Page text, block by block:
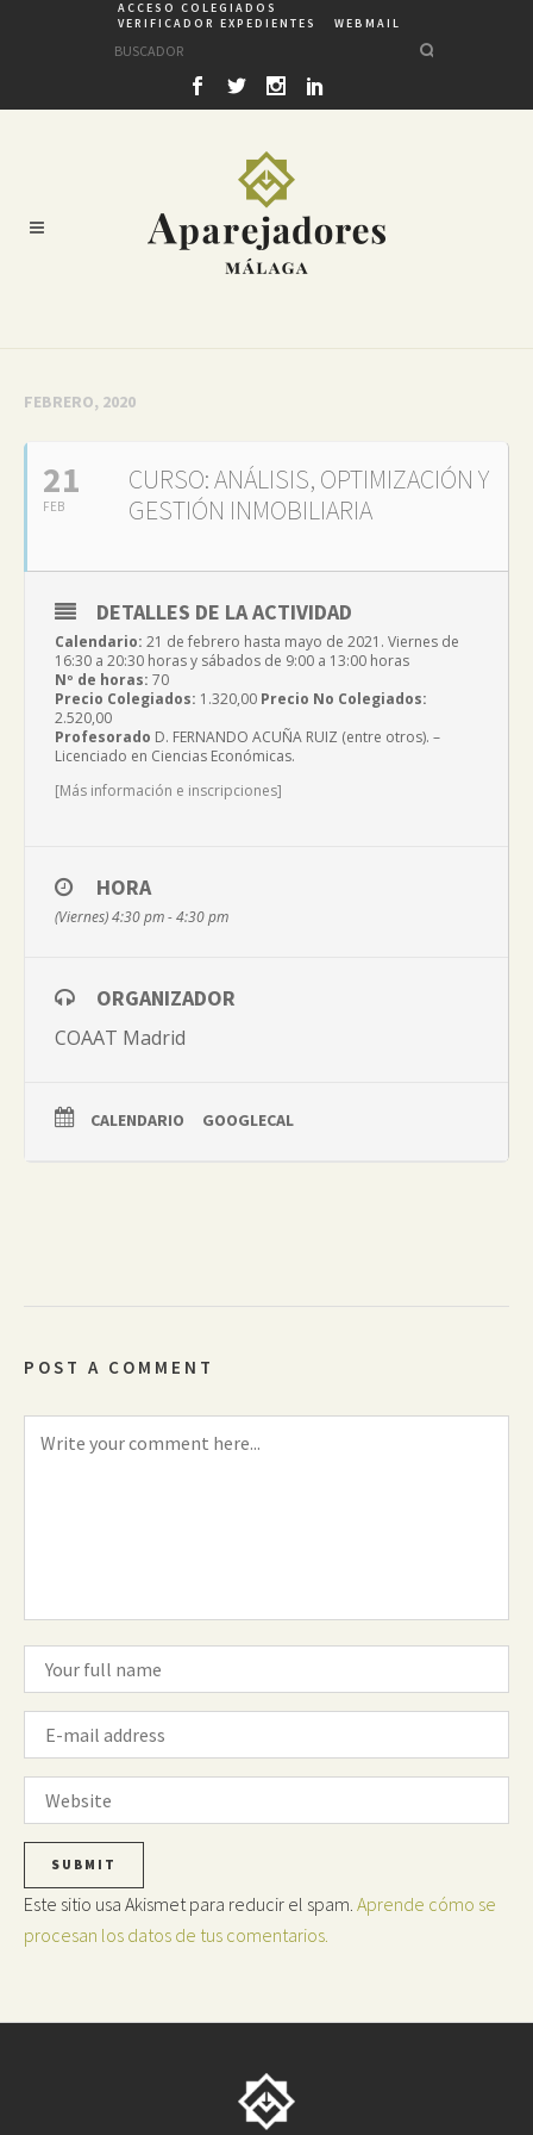
ACCESO COLEGIADOS
VERIFICADOR EXPEDIENTES
WEBMAIL
FEBRERO, 2020
21
FEB
CURSO: ANÁLISIS, OPTIMIZACIÓN Y
GESTIÓN INMOBILIARIA
DETALLES DE LA ACTIVIDAD
Calendario: 21 de febrero hasta mayo de 2021. Viernes de
16:30 a 20:30 horas y sábados de 9:00 a 13:00 horas
Nº de horas: 70
Precio Colegiados: 1.320,00 Precio No Colegiados:
2.520,00
Profesorado D. FERNANDO ACUÑA RUIZ (entre otros). –
Licenciado en Ciencias Económicas.
[Más información e inscripciones]
HORA
(Viernes) 4:30 pm - 4:30 pm
ORGANIZADOR
COAAT Madrid
CALENDARIO GOOGLECAL
POST A COMMENT
Este sitio usa Akismet para reducir el spam. Aprende cómo se
procesan los datos de tus comentarios.